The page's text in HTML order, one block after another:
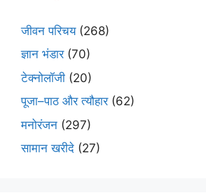
जीवन परिचय(268)
ज्ञान भंडार(70)
टेक्नोलॉजी (20)
पूजा–पाठ और त्यौहार(62)
मनोरंजन (297)
सामान खरीदे (27)